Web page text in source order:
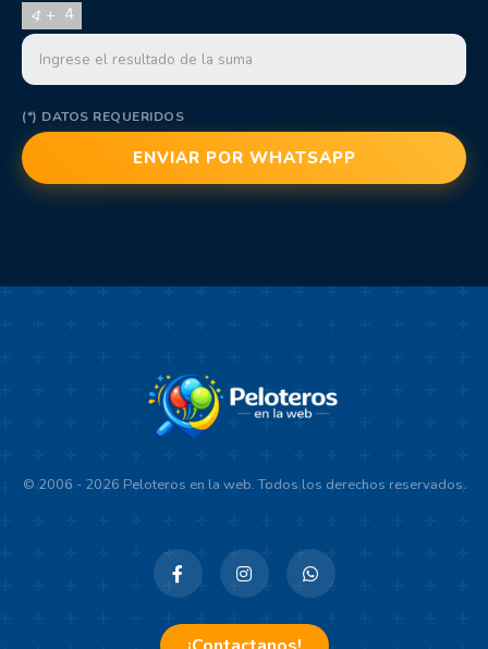
(*) DATOS REQUERIDOS
© 2006 - 2026 Peloteros en la web. Todos los derechos reservados.